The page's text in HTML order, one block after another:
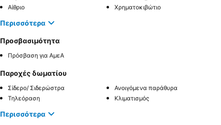
Αίθριο
Χρηματοκιβώτιο
Περισσότερα
Προσβασιμότητα
Πρόσβαση για ΑμεΑ
Παροχές δωματίου
Σίδερο/ Σιδερώστρα
Ανοιγόμενα παράθυρα
Τηλεόραση
Κλιματισμός
Περισσότερα